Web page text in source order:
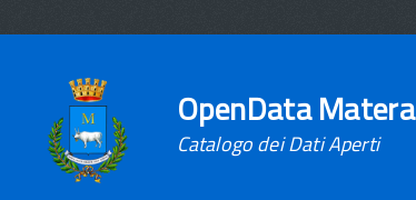
OpenData Matera
Catalogo dei Dati Aperti